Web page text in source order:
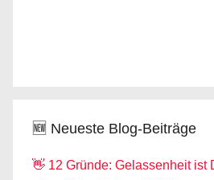
🆕 Neueste Blog-Beiträge
👋 12 Gründe: Gelassenheit ist